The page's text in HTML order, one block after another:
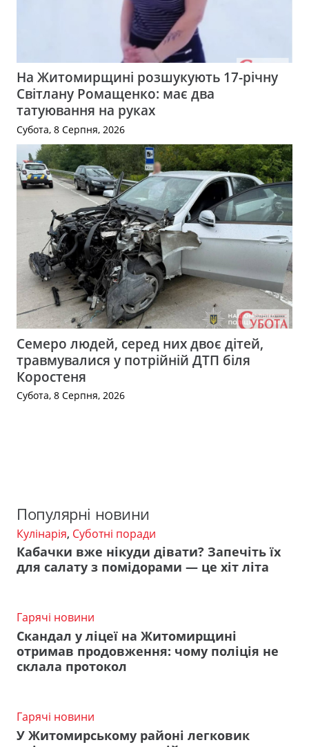
На Житомирщині розшукують 17-річну
Світлану Ромащенко: має два
татуювання на руках
Субота, 8 Серпня, 2026
Семеро людей, серед них двоє дітей,
травмувалися у потрійній ДТП біля
Коростеня
Субота, 8 Серпня, 2026
Популярні новини
Кулінарія, Суботні поради
Кабачки вже нікуди дівати? Запечіть їх
для салату з помідорами — це хіт літа
Гарячі новини
Скандал у ліцеї на Житомирщині
отримав продовження: чому поліція не
склала протокол
Гарячі новини
У Житомирському районі легковик